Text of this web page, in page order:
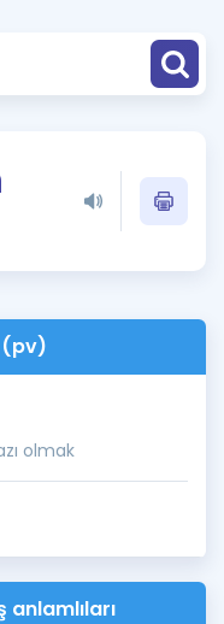
(pv)
olmak